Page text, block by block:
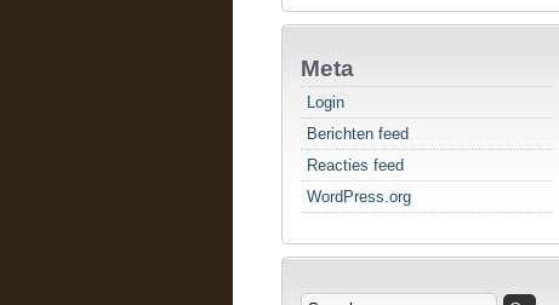
Meta
Login
Berichten feed
Reacties feed
WordPress.org